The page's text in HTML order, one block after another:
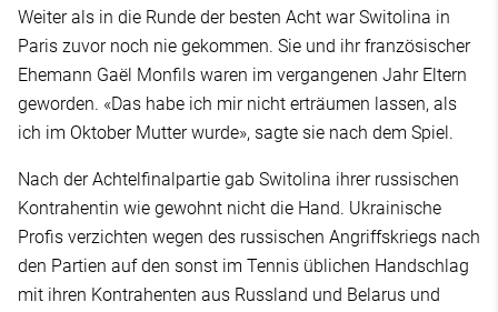
Weiter als in die Runde der besten Acht war Switolina in
Paris zuvor noch nie gekommen. Sie und ihr französischer
Ehemann Gaël Monfils waren im vergangenen Jahr Eltern
geworden. «Das habe ich mir nicht erträumen lassen, als
ich im Oktober Mutter wurde», sagte sie nach dem Spiel.
Nach der Achtelfinalpartie gab Switolina ihrer russischen
Kontrahentin wie gewohnt nicht die Hand. Ukrainische
Profis verzichten wegen des russischen Angriffskriegs nach
den Partien auf den sonst im Tennis üblichen Handschlag
mit ihren Kontrahenten aus Russland und Belarus und